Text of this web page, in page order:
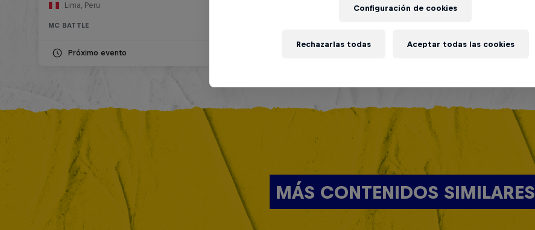
Lima, Peru
MC BATTLE
Próximo evento
MÁS CONTENIDOS SIMILARES
Configuración de cookies
Rechazarlas todas Aceptar todas las cookies